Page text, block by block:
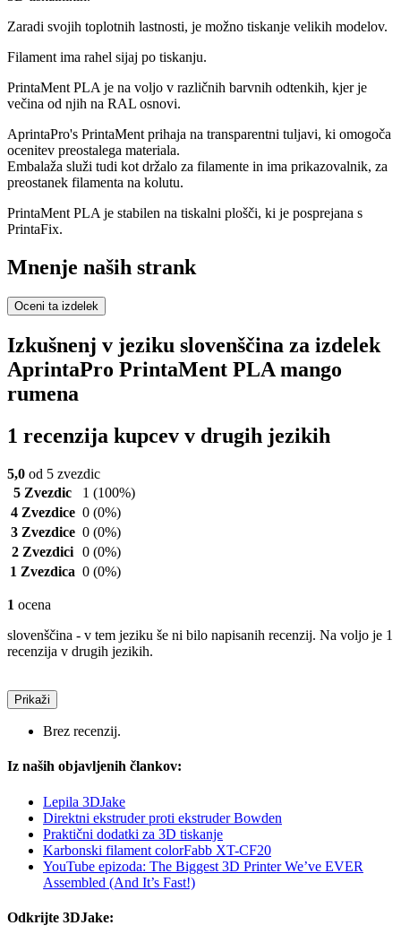
Zaradi svojih toplotnih lastnosti, je možno tiskanje velikih modelov.
Filament ima rahel sijaj po tiskanju.
PrintaMent PLA je na voljo v različnih barvnih odtenkih, kjer je
večina od njih na RAL osnovi.
AprintaPro's PrintaMent prihaja na transparentni tuljavi, ki omogoča
ocenitev preostalega materiala.
Embalaža služi tudi kot držalo za filamente in ima prikazovalnik, za
preostanek filamenta na kolutu.
PrintaMent PLA je stabilen na tiskalni plošči, ki je posprejana s
PrintaFix.
Mnenje naših strank
Oceni ta izdelek
Izkušnenj v jeziku slovenščina za izdelek
AprintaPro PrintaMent PLA mango
rumena
1 recenzija kupcev v drugih jezikih
5,0 od 5 zvezdic
5 Zvezdic
1 (100%)
4 Zvezdice 0 (0%)
3 Zvezdice 0 (0%)
2 Zvezdici 0 (0%)
1 Zvezdica 0 (0%)
1 ocena
slovenščina - v tem jeziku še ni bilo napisanih recenzij. Na voljo je 1
recenzija v drugih jezikih.
Prikaži
Brez recenzij.
Iz naših objavljenih člankov:
Lepila 3DJake
Direktni ekstruder proti ekstruder Bowden
Praktični dodatki za 3D tiskanje
Karbonski filament colorFabb XT-CF20
YouTube epizoda: The Biggest 3D Printer We’ve EVER
Assembled (And It’s Fast!)
Odkrijte 3DJake: